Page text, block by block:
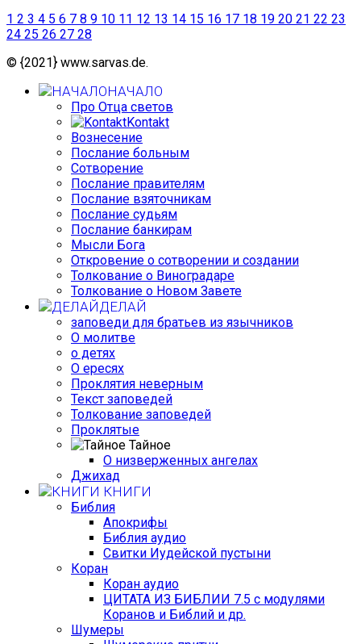
1 2 3 4 5 6 7 8 9 10 11 12 13 14 15 16 17 18 19 20 21 22 23
24 25 26 27 28
© {2021} www.sarvas.de.
НАЧАЛО
Про Отца светов
Kontakt
Вознесение
Послание больным
Сотворение
Послание правителям
Послание взяточникам
Послание судьям
Послание банкирам
Мысли Бога
Откровение о сотворении и создании
Толкование о Виноградаре
Толкование о Новом Завете
ДЕЛАЙ
заповеди для братьев из язычников
О молитве
о детях
О ересях
Проклятия неверным
Текст заповедей
Толкование заповедей
Проклятые
Тайное
О низверженных ангелах
Джихад
КНИГИ
Библия
Апокрифы
Библия аудио
Свитки Иудейской пустыни
Коран
Коран аудио
ЦИТАТА ИЗ БИБЛИИ 7.5 с модулями
Коранов и Библий и др.
Шумеры